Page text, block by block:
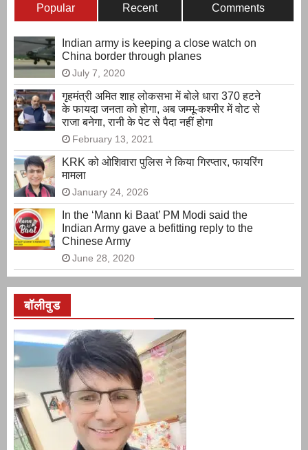
Popular Recent Comments
Indian army is keeping a close watch on
China border through planes
July 7, 2020
गृहमंत्री अमित शाह लोकसभा में बोले धारा 370 हटने
के फायदा जनता को होगा, अब जम्मू-कश्मीर में वोट से
राजा बनेगा, रानी के पेट से पैदा नहीं होगा
February 13, 2021
KRK को ओशिवारा पुलिस ने किया गिरप्तार, फायरिंग
मामला
January 24, 2026
In the ‘Mann ki Baat’ PM Modi said the
Indian Army gave a befitting reply to the
Chinese Army
June 28, 2020
बॉलीवुड